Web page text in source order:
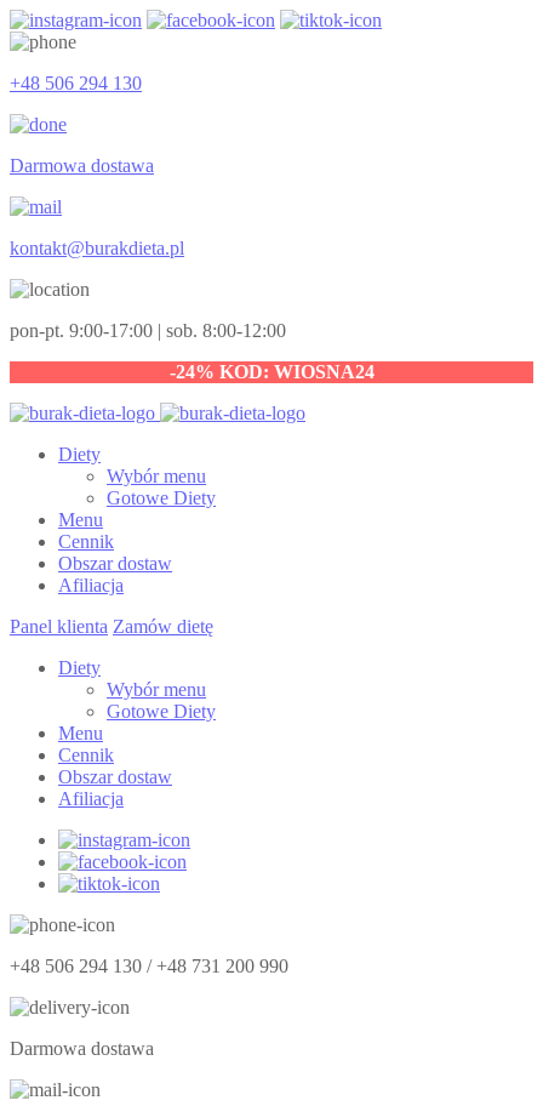
+48 506 294 130
Darmowa dostawa
kontakt@burakdieta.pl
pon-pt. 9:00-17:00 | sob. 8:00-12:00
-24% KOD: WIOSNA24
Diety
Wybór menu
Gotowe Diety
Menu
Cennik
Obszar dostaw
Afiliacja
Panel klienta Zamów dietę
Diety
Wybór menu
Gotowe Diety
Menu
Cennik
Obszar dostaw
Afiliacja
+48 506 294 130 / +48 731 200 990
Darmowa dostawa